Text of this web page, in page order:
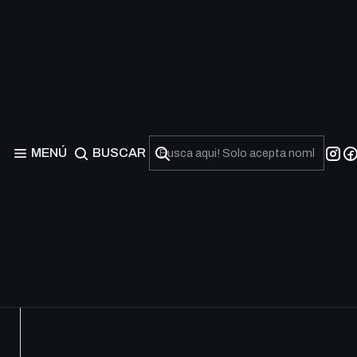
MENÚ BUSCAR
"Commander 2017" es una expansión del juego de cartas